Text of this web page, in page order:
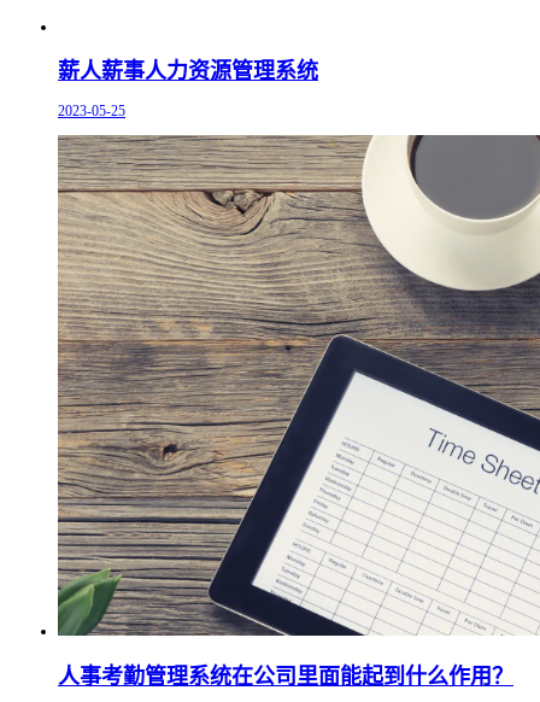
薪人薪事人力资源管理系统
2023-05-25
人事考勤管理系统在公司里面能起到什么作用？